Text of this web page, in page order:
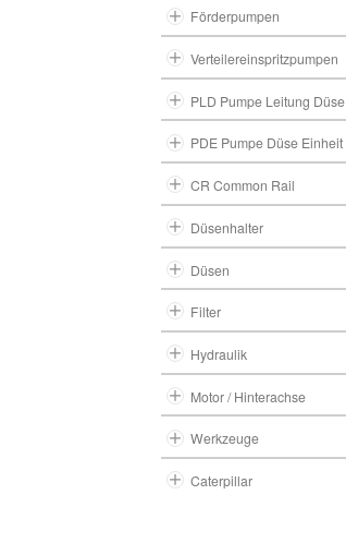
Förderpumpen
Verteilereinspritzpumpen
PLD Pumpe Leitung Düse
PDE Pumpe Düse Einheit
CR Common Rail
Düsenhalter
Düsen
Filter
Hydraulik
Motor / Hinterachse
Werkzeuge
Caterpillar